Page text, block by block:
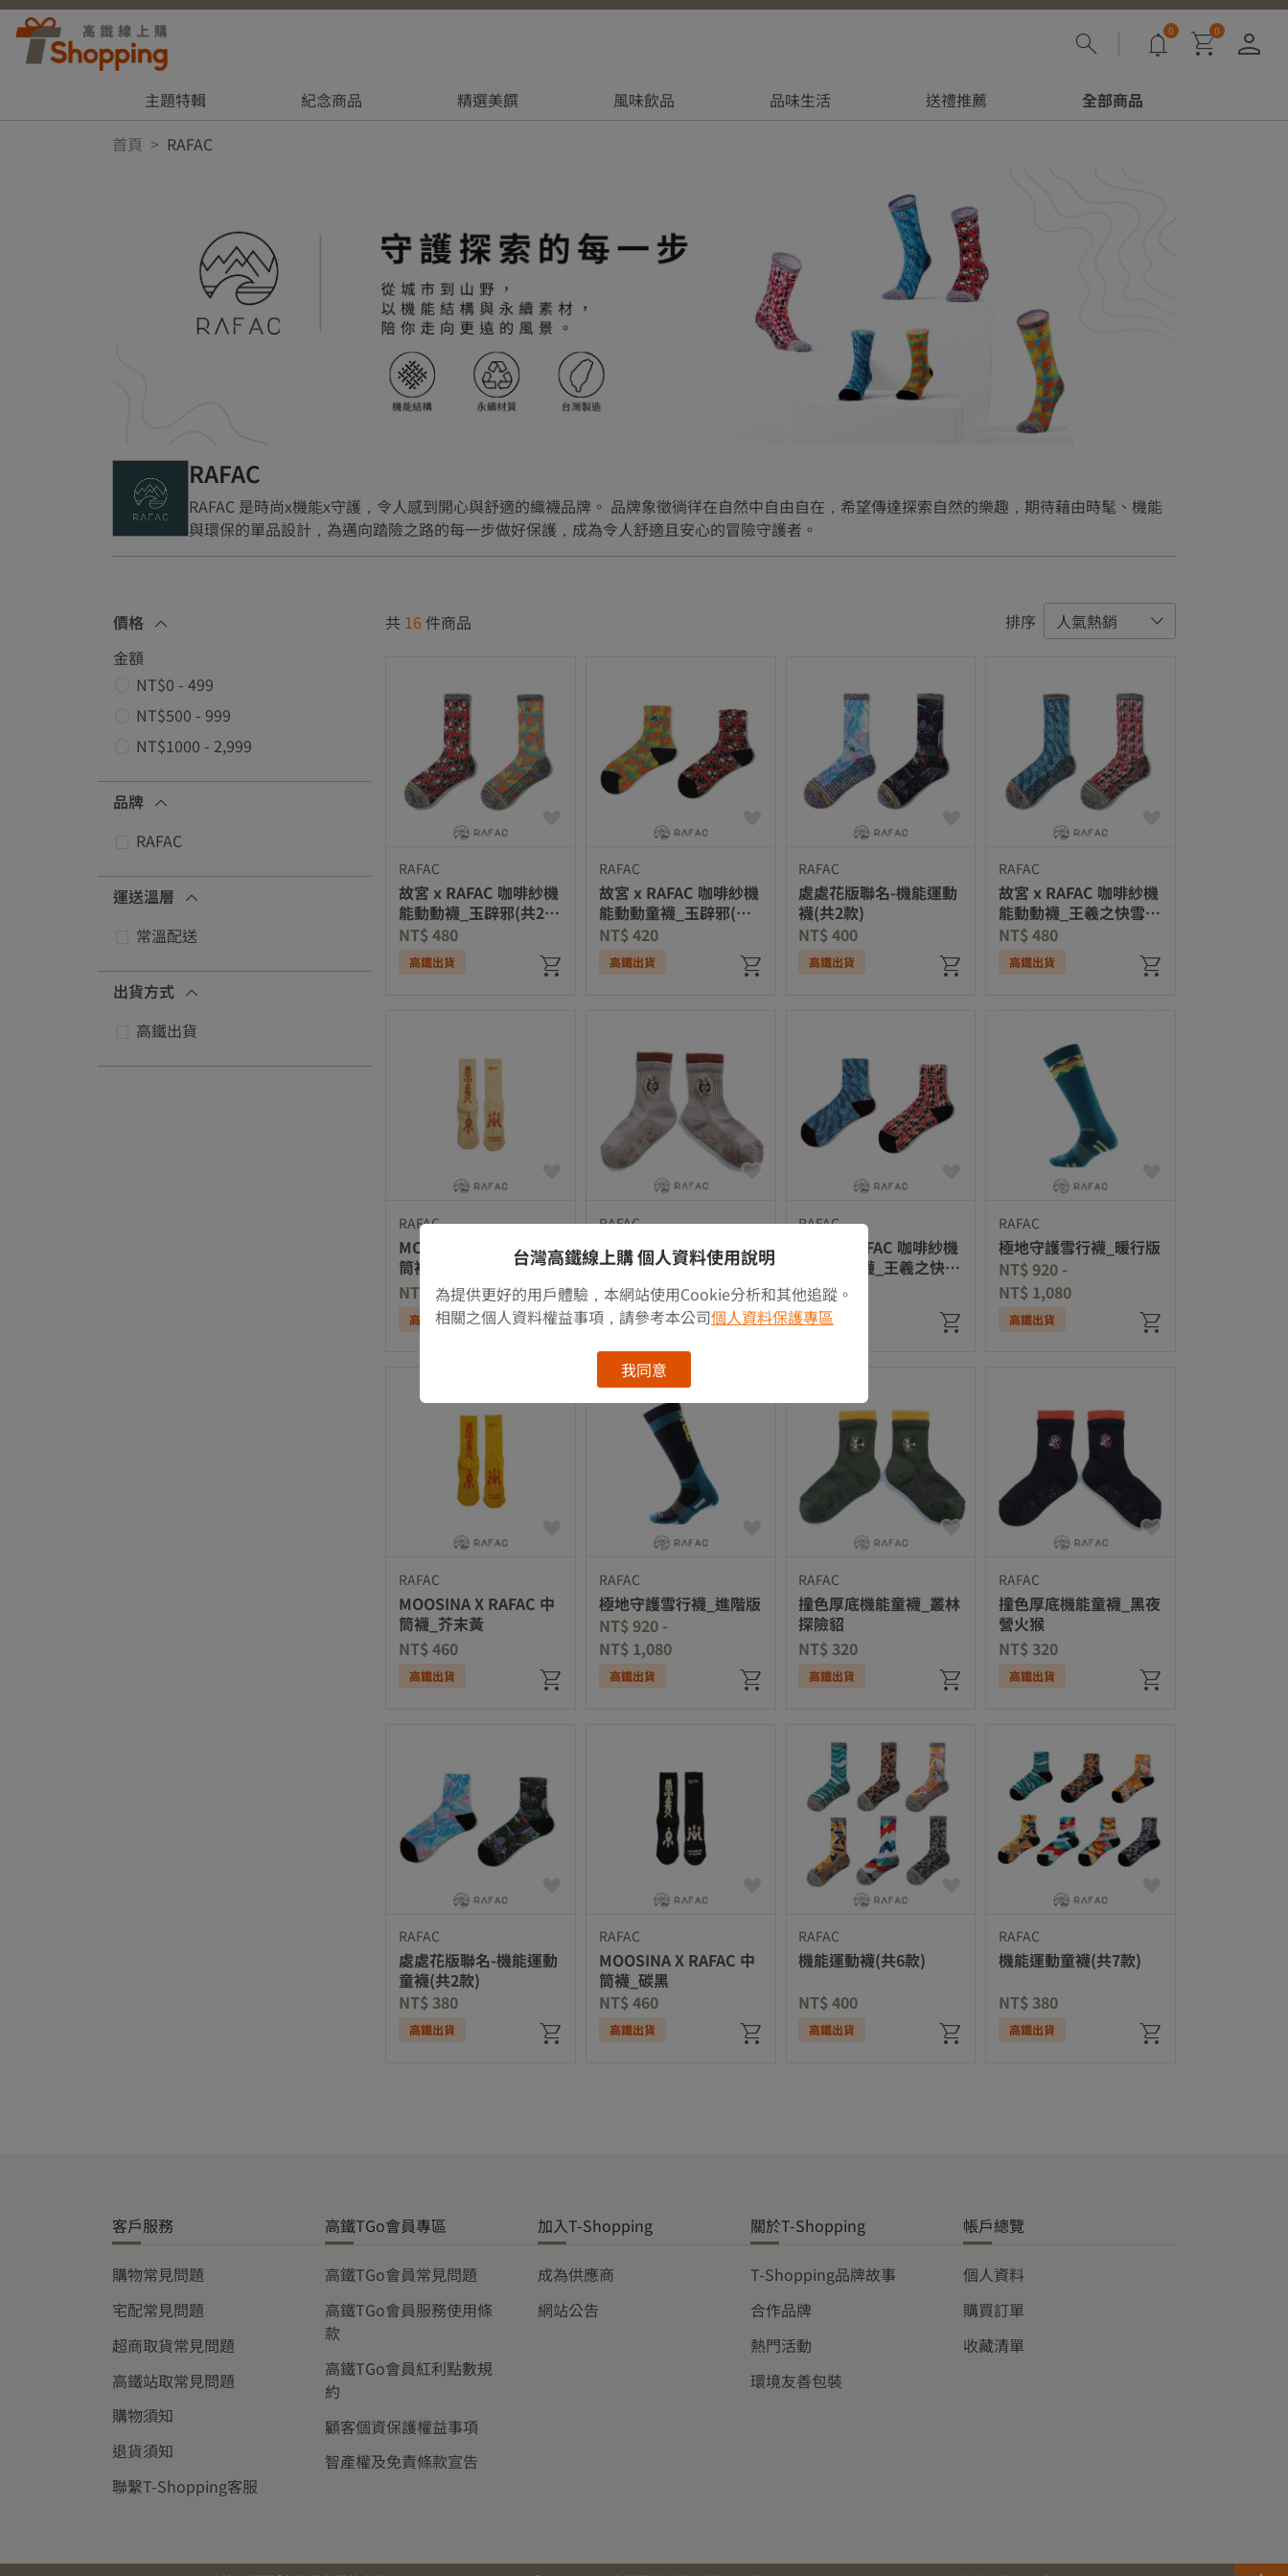
0 0 登
主題特輯 紀念商品 精選美饌 風味飲品 品味生活 送禮推薦
全部商品
首頁
RAFAC
RAFAC
RAFAC 是時尚x機能x守護，令人感到開心與舒適的織襪品牌。 品牌象徵徜徉在自然中自由自在，希望傳達探索自然的樂趣，期待藉由時髦、機能
與環保的單品設計，為邁向踏險之路的每一步做好保護，成為令人舒適且安心的冒險守護者。
價格
金額
NT$0 - 499
優化項價格: NT$0 - 499
NT$500 - 999
優化項價格: NT$500 - 999
NT$1000 - 2,999
品牌
RAFAC
運送溫層
常溫配送
出貨方式
高鐵出貨
共 16 件商品 排序
RAFAC
故宮 x RAFAC 咖啡紗機
能動動襪_玉辟邪(共2
款)
NT$ 480
高鐵出貨
RAFAC
故宮 x RAFAC 咖啡紗機
能動動童襪_玉辟邪(共2
款)
NT$ 420
高鐵出貨
RAFAC
處處花版聯名-機能運動
襪(共2款)
NT$ 400
高鐵出貨
RAFAC
故宮 x RAFAC 咖啡紗機
能動動襪_王羲之快雪時
晴帖冊(共2款)
NT$ 480
高鐵出貨
RAFAC
MOOSINA X RAFAC 中
筒襪_米白
NT$ 460
高鐵出貨
RAFAC
撞色厚底機能童襪_沙漠
冒險兔
NT$ 320
高鐵出貨
RAFAC
故宮 x RAFAC 咖啡紗機
能動動童襪_王羲之快雪
時晴帖冊(共2款)
NT$ 420
高鐵出貨
RAFAC
極地守護雪行襪_暖行版
NT$ 920 -
NT$ 1,080
高鐵出貨
RAFAC
MOOSINA X RAFAC 中
筒襪_芥末黃
NT$ 460
高鐵出貨
RAFAC
極地守護雪行襪_進階版
NT$ 920 -
NT$ 1,080
高鐵出貨
RAFAC
撞色厚底機能童襪_叢林
探險貂
NT$ 320
高鐵出貨
RAFAC
撞色厚底機能童襪_黑夜
營火猴
NT$ 320
高鐵出貨
RAFAC
處處花版聯名-機能運動
童襪(共2款)
NT$ 380
高鐵出貨
RAFAC
MOOSINA X RAFAC 中
筒襪_碳黑
NT$ 460
高鐵出貨
RAFAC
機能運動襪(共6款)
NT$ 400
高鐵出貨
RAFAC
機能運動童襪(共7款)
NT$ 380
高鐵出貨
客戶服務
購物常見問題
宅配常見問題
超商取貨常見問題
高鐵站取常見問題
購物須知
退貨須知
聯繫T-Shopping客服
高鐵TGo會員專區
高鐵TGo會員常見問題
高鐵TGo會員服務使用條
款
高鐵TGo會員紅利點數規
約
顧客個資保護權益事項
智產權及免責條款宣告
加入T-Shopping
成為供應商
網站公告
關於T-Shopping
T-Shopping品牌故事
合作品牌
熱門活動
環境友善包裝
帳戶總覽
個人資料
購買訂單
收藏清單
台灣高鐵線上購 個人資料使用說明
為提供更好的用戶體驗，本網站使用Cookie分析和其他追蹤。
相關之個人資料權益事項，請參考本公司個人資料保護專區
我同意